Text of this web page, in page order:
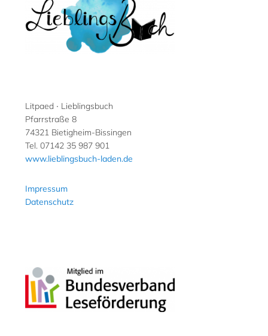
Litpaed ∙ Lieblingsbuch
Pfarrstraße 8
74321 Bietigheim-Bissingen
Tel. 07142 35 987 901
www.lieblingsbuch-laden.de
Impressum
Datenschutz